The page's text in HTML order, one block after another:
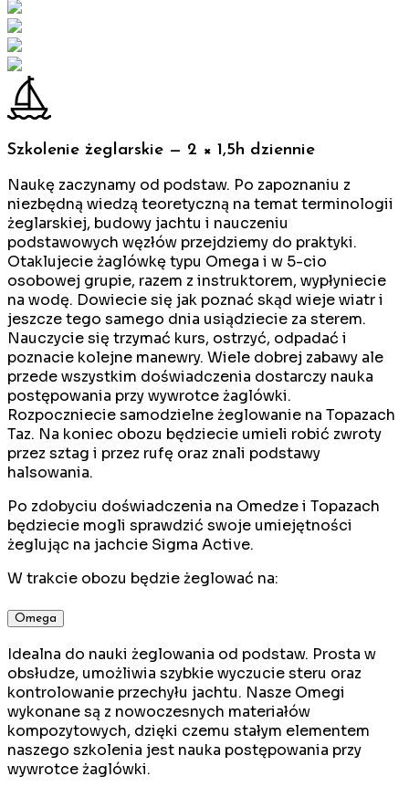
Szkolenie żeglarskie — 2 × 1,5h dziennie
Naukę zaczynamy od podstaw. Po zapoznaniu z
niezbędną wiedzą teoretyczną na temat terminologii
żeglarskiej, budowy jachtu i nauczeniu
podstawowych węzłów przejdziemy do praktyki.
Otaklujecie żaglówkę typu Omega i w 5-cio
osobowej grupie, razem z instruktorem, wypłyniecie
na wodę. Dowiecie się jak poznać skąd wieje wiatr i
jeszcze tego samego dnia usiądziecie za sterem.
Nauczycie się trzymać kurs, ostrzyć, odpadać i
poznacie kolejne manewry. Wiele dobrej zabawy ale
przede wszystkim doświadczenia dostarczy nauka
postępowania przy wywrotce żaglówki.
Rozpoczniecie samodzielne żeglowanie na Topazach
Taz. Na koniec obozu będziecie umieli robić zwroty
przez sztag i przez rufę oraz znali podstawy
halsowania.
Po zdobyciu doświadczenia na Omedze i Topazach
będziecie mogli sprawdzić swoje umiejętności
żeglując na jachcie Sigma Active.
W trakcie obozu będzie żeglować na:
Omega
Idealna do nauki żeglowania od podstaw. Prosta w
obsłudze, umożliwia szybkie wyczucie steru oraz
kontrolowanie przechyłu jachtu. Nasze Omegi
wykonane są z nowoczesnych materiałów
kompozytowych, dzięki czemu stałym elementem
naszego szkolenia jest nauka postępowania przy
wywrotce żaglówki.